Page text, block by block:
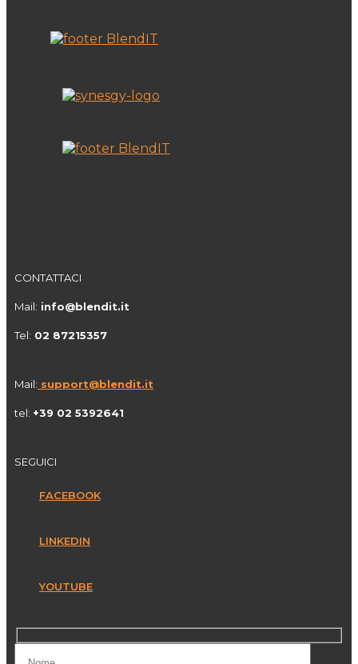
CONTATTACI
Mail: info@blendit.it
Tel: 02 87215357
Mail: support@blendit.it
tel: +39 02 5392641
SEGUICI
FACEBOOK
LINKEDIN
YOUTUBE